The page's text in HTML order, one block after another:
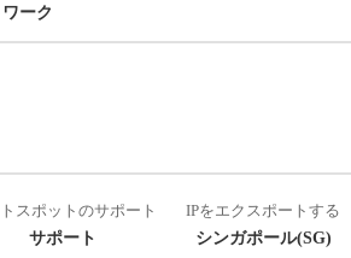
ーク
スポットのサポート
サポート
IPをエクスポートする
シンガポール(SG)